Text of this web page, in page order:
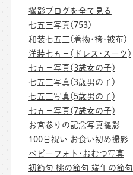
撮影ブログを全て見る
七五三写真(753)
和装七五三(着物･袴･被布)
洋装七五三(ドレス･スーツ)
七五三写真(3歳女の子)
七五三写真(3歳男の子)
七五三写真(5歳男の子)
七五三写真(7歳女の子)
お宮参りの記念写真撮影
100日祝い お食い初め撮影
ベビーフォト･おむつ写真
初節句 桃の節句 端午の節句